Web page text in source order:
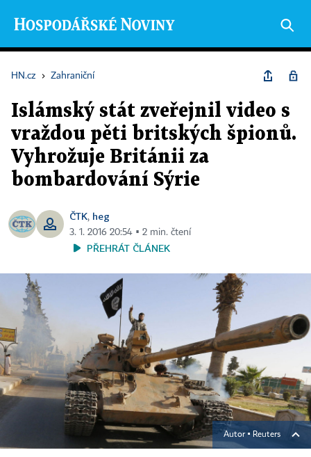
HN.cz › Zahraniční
Islámský stát zveřejnil video s
vraždou pěti britských špionů.
Vyhrožuje Británii za
bombardování Sýrie
ČTK, heg
3. 1. 2016 20:54 ▪ 2 min. čtení
PŘEHRÁT ČLÁNEK
Autor ▪ Reuters